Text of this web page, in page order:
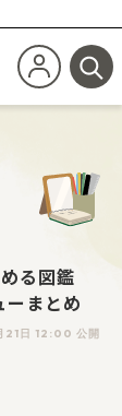
新規会員登
検
る図鑑
まとめ
日 12:00 公開